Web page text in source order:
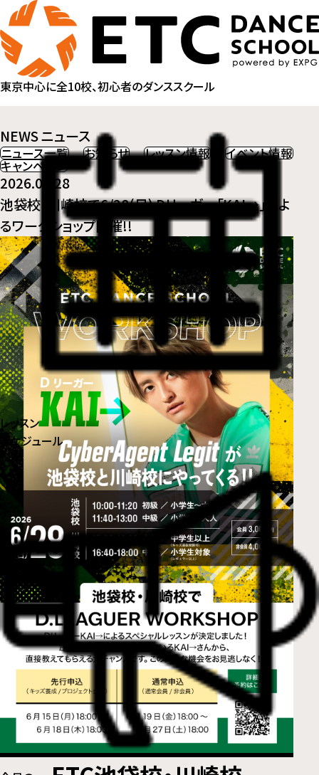
東京中心に全10校、初心者のダンススクール
レッスン
スケジュール
NEWSニュース
ニュース一覧 お知らせ レッスン情報 イベント情報
キャンペーン
2026.05.28
池袋校・川崎校で6/28(日) Dリーガー「KAI→」によ
るワークショップ開催!!